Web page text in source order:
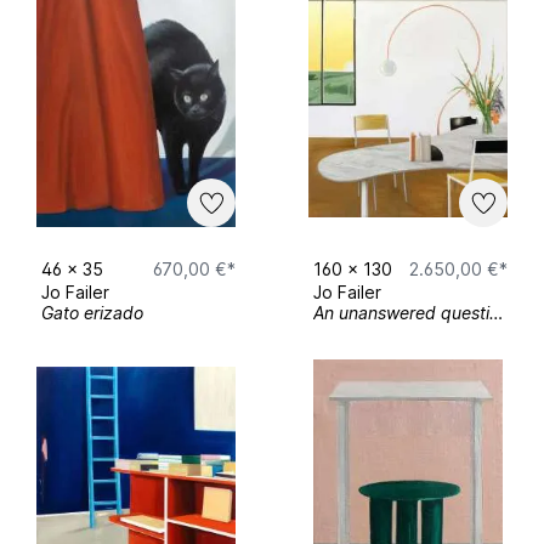
2014 Studienförderung der Friedrich-Ebert-
Stiftung - Grundförderung 2014 - 2018
Ausstellungen (Auswahl)
2025 Post-it, Espacio0 Galería, Huelva
A bunker of one’s own, Galerie Frise,
Duro Ruido Blanco, Espacio0 Galería, Huelva
2024 Platafina, Estudios Retiro, Sevilla
This is all yours, Galerie Goldstudio, Halle
(Solo)
46 x 35
670,00 €*
Jo Failer
Gato erizado
160 x 130
2.650,00 €*
Jo Failer
An unanswered question